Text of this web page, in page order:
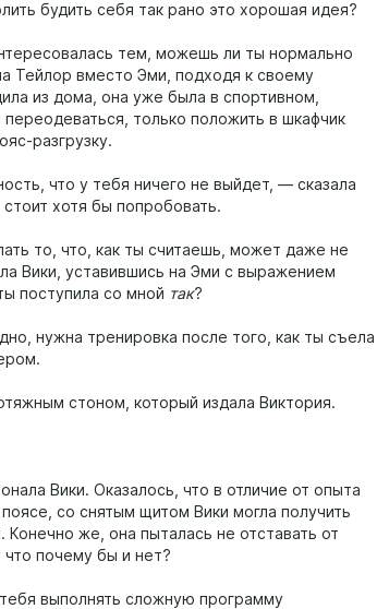
будить себя так рано это хорошая идея?
тем, можешь ли ты нормально
Тейлор вместо Эми, подходя к своему
из дома, она уже была в спортивном,
только положить в шкафчик
разгрузку.
что у тебя ничего не выйдет, — сказала
хотя бы попробовать.
то, что, как ты считаешь, может даже не
Вики, уставившись на Эми с выражением
поступила со мной так?
нужна тренировка после того, как ты съела
стоном, который издала Виктория.
Вики. Оказалось, что в отличие от опыта
со снятым щитом Вики могла получить
же, она пыталась не отставать от
что почему бы и нет?
выполнять сложную программу